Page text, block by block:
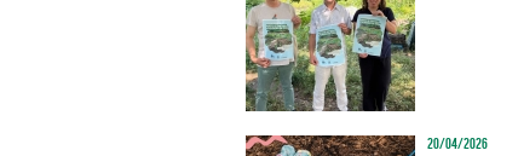
20/04/2026